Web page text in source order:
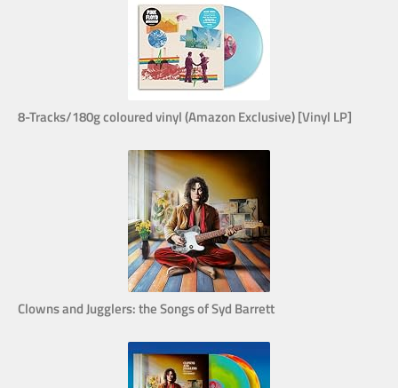
8-Tracks/180g coloured vinyl (Amazon Exclusive) [Vinyl LP]
Clowns and Jugglers: the Songs of Syd Barrett